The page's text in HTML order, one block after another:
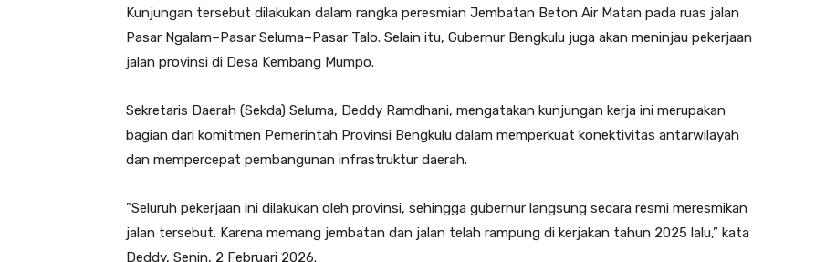
Kunjungan tersebut dilakukan dalam rangka peresmian Jembatan Beton Air Matan pada ruas jalan
Pasar Ngalam–Pasar Seluma–Pasar Talo. Selain itu, Gubernur Bengkulu juga akan meninjau pekerjaan
jalan provinsi di Desa Kembang Mumpo.
Sekretaris Daerah (Sekda) Seluma, Deddy Ramdhani, mengatakan kunjungan kerja ini merupakan
bagian dari komitmen Pemerintah Provinsi Bengkulu dalam memperkuat konektivitas antarwilayah
dan mempercepat pembangunan infrastruktur daerah.
”Seluruh pekerjaan ini dilakukan oleh provinsi, sehingga gubernur langsung secara resmi meresmikan
jalan tersebut. Karena memang jembatan dan jalan telah rampung di kerjakan tahun 2025 lalu,” kata
Deddy, Senin, 2 Februari 2026.